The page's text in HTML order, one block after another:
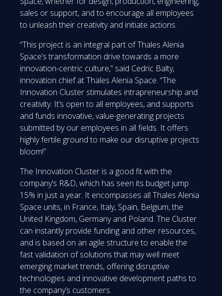
sales or support, and to encourage all employees
to unleash their creativity and initiate actions.
“This project is an integral part of Thales Alenia
Space’s transformation drive towards a more
innovation-centric culture,” said Cedric Balty,
innovation chief at Thales Alenia Space. “The
Innovation Cluster stimulates intrapreneurship and
creativity. It’s open to all employees, and supports
and funds innovative, value-generating projects
submitted by our employees in all fields. It offers
highly fertile ground to make our disruptive projects
bloom!”
The Innovation Cluster is a good fit with the
company’s R&D, which has seen its budget jump
15% in just a year. It encompasses all Thales Alenia
Space units, in France, Italy, Spain, Belgium, the
United Kingdom, Germany and Poland. The Cluster
can instantly provide funding and other resources,
and is based on an agile structure to enable the
fast validation of solutions that may well meet
emerging market trends, offering disruptive
technologies and innovative development paths to
the company’s customers.